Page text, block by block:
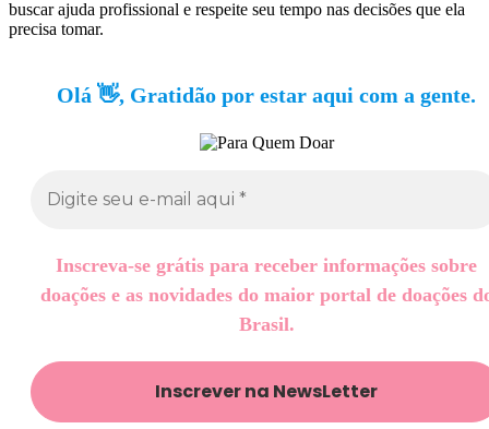
buscar ajuda profissional e respeite seu tempo nas decisões que ela
precisa tomar.
Olá 👋, Gratidão por estar aqui com a gente.
Inscreva-se grátis para receber informações sobre
doações e as novidades do maior portal de doações
Brasil.